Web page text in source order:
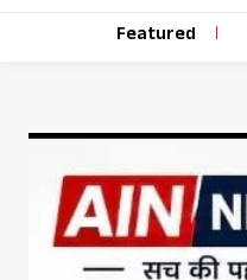
Featured